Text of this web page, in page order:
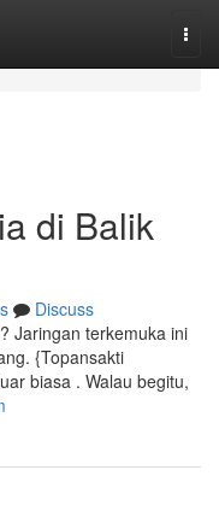
di Balik
Discuss
Jaringan terkemuka ini
{Topansakti
biasa . Walau begitu,